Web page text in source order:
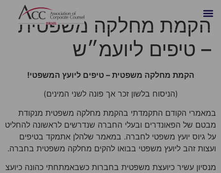
הקמת מחלקה משפטית
– טיפים ליועמ״ש
הקמת מחלקה משפטית – טיפים ליועץ המשפטי!
(הניסוח בלשון זכר אך פונה לשני המינים)
במאמרי הקודם התקמדתי בהקמת מחלקה משפטית מנקודת
מבטם של הפאונדרים ובעלי החברה שנדרשים לראשונה להחליט
על גיוס יועץ משפטי לחברה. במאמר שלהלן אתמקד בטיפים
ועצות זהב ליועץ משפטי בבואו להקים מחלקה משפטית בחברה.
מנסיון עשיר כיועצת משפטית בחברות כשבאמתחתי כהונה כיועצ